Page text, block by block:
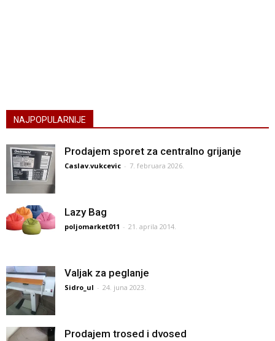
NAJPOPULARNIJE
Prodajem sporet za centralno grijanje
Caslav.vukcevic - 7. februara 2026.
Lazy Bag
poljomarket011 - 21. aprila 2014.
Valjak za peglanje
Sidro_ul - 24. juna 2023.
Prodajem trosed i dvosed